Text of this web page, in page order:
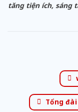
tăng tiện ích, sáng
Tổng